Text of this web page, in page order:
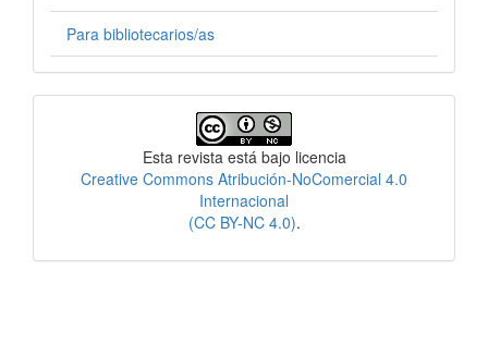
Para bibliotecarios/as
Esta revista está bajo licencia
Creative Commons Atribución-NoComercial 4.0
Internacional
(CC BY-NC 4.0).